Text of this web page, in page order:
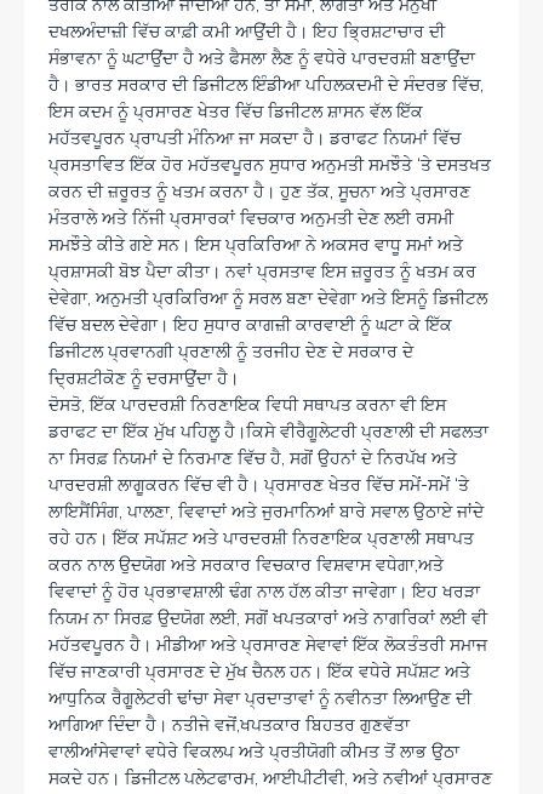
ਤਰੀਕੇ ਨਾਲ ਕੀਤੀਆਂ ਜਾਂਦੀਆਂ ਹਨ, ਤਾਂ ਸਮਾਂ, ਲਾਗਤਾਂ ਅਤੇ ਮਨੁੱਖੀ
ਦਖਲਅੰਦਾਜ਼ੀ ਵਿੱਚ ਕਾਫ਼ੀ ਕਮੀ ਆਉਂਦੀ ਹੈ। ਇਹ ਭ੍ਰਿਸ਼ਟਾਚਾਰ ਦੀ
ਸੰਭਾਵਨਾ ਨੂੰ ਘਟਾਉਂਦਾ ਹੈ ਅਤੇ ਫੈਸਲਾ ਲੈਣ ਨੂੰ ਵਧੇਰੇ ਪਾਰਦਰਸ਼ੀ ਬਣਾਉਂਦਾ
ਹੈ। ਭਾਰਤ ਸਰਕਾਰ ਦੀ ਡਿਜੀਟਲ ਇੰਡੀਆ ਪਹਿਲਕਦਮੀ ਦੇ ਸੰਦਰਭ ਵਿੱਚ,
ਇਸ ਕਦਮ ਨੂੰ ਪ੍ਰਸਾਰਣ ਖੇਤਰ ਵਿੱਚ ਡਿਜੀਟਲ ਸ਼ਾਸਨ ਵੱਲ ਇੱਕ
ਮਹੱਤਵਪੂਰਨ ਪ੍ਰਾਪਤੀ ਮੰਨਿਆ ਜਾ ਸਕਦਾ ਹੈ। ਡਰਾਫਟ ਨਿਯਮਾਂ ਵਿੱਚ
ਪ੍ਰਸਤਾਵਿਤ ਇੱਕ ਹੋਰ ਮਹੱਤਵਪੂਰਨ ਸੁਧਾਰ ਅਨੁਮਤੀ ਸਮਝੌਤੇ ‘ਤੇ ਦਸਤਖਤ
ਕਰਨ ਦੀ ਜ਼ਰੂਰਤ ਨੂੰ ਖਤਮ ਕਰਨਾ ਹੈ। ਹੁਣ ਤੱਕ, ਸੂਚਨਾ ਅਤੇ ਪ੍ਰਸਾਰਣ
ਮੰਤਰਾਲੇ ਅਤੇ ਨਿੱਜੀ ਪ੍ਰਸਾਰਕਾਂ ਵਿਚਕਾਰ ਅਨੁਮਤੀ ਦੇਣ ਲਈ ਰਸਮੀ
ਸਮਝੌਤੇ ਕੀਤੇ ਗਏ ਸਨ। ਇਸ ਪ੍ਰਕਿਰਿਆ ਨੇ ਅਕਸਰ ਵਾਧੂ ਸਮਾਂ ਅਤੇ
ਪ੍ਰਸ਼ਾਸਕੀ ਬੋਝ ਪੈਦਾ ਕੀਤਾ। ਨਵਾਂ ਪ੍ਰਸਤਾਵ ਇਸ ਜ਼ਰੂਰਤ ਨੂੰ ਖਤਮ ਕਰ
ਦੇਵੇਗਾ, ਅਨੁਮਤੀ ਪ੍ਰਕਿਰਿਆ ਨੂੰ ਸਰਲ ਬਣਾ ਦੇਵੇਗਾ ਅਤੇ ਇਸਨੂੰ ਡਿਜੀਟਲ
ਵਿੱਚ ਬਦਲ ਦੇਵੇਗਾ। ਇਹ ਸੁਧਾਰ ਕਾਗਜ਼ੀ ਕਾਰਵਾਈ ਨੂੰ ਘਟਾ ਕੇ ਇੱਕ
ਡਿਜੀਟਲ ਪ੍ਰਵਾਨਗੀ ਪ੍ਰਣਾਲੀ ਨੂੰ ਤਰਜੀਹ ਦੇਣ ਦੇ ਸਰਕਾਰ ਦੇ
ਦ੍ਰਿਸ਼ਟੀਕੋਣ ਨੂੰ ਦਰਸਾਉਂਦਾ ਹੈ।
ਦੋਸਤੋ, ਇੱਕ ਪਾਰਦਰਸ਼ੀ ਨਿਰਣਾਇਕ ਵਿਧੀ ਸਥਾਪਤ ਕਰਨਾ ਵੀ ਇਸ
ਡਰਾਫਟ ਦਾ ਇੱਕ ਮੁੱਖ ਪਹਿਲੂ ਹੈ।ਕਿਸੇ ਵੀਰੈਗੂਲੇਟਰੀ ਪ੍ਰਣਾਲੀ ਦੀ ਸਫਲਤਾ
ਨਾ ਸਿਰਫ਼ ਨਿਯਮਾਂ ਦੇ ਨਿਰਮਾਣ ਵਿੱਚ ਹੈ, ਸਗੋਂ ਉਹਨਾਂ ਦੇ ਨਿਰਪੱਖ ਅਤੇ
ਪਾਰਦਰਸ਼ੀ ਲਾਗੂਕਰਨ ਵਿੱਚ ਵੀ ਹੈ। ਪ੍ਰਸਾਰਣ ਖੇਤਰ ਵਿੱਚ ਸਮੇਂ-ਸਮੇਂ ‘ਤੇ
ਲਾਇਸੈਂਸਿੰਗ, ਪਾਲਣਾ, ਵਿਵਾਦਾਂ ਅਤੇ ਜੁਰਮਾਨਿਆਂ ਬਾਰੇ ਸਵਾਲ ਉਠਾਏ ਜਾਂਦੇ
ਰਹੇ ਹਨ। ਇੱਕ ਸਪੱਸ਼ਟ ਅਤੇ ਪਾਰਦਰਸ਼ੀ ਨਿਰਣਾਇਕ ਪ੍ਰਣਾਲੀ ਸਥਾਪਤ
ਕਰਨ ਨਾਲ ਉਦਯੋਗ ਅਤੇ ਸਰਕਾਰ ਵਿਚਕਾਰ ਵਿਸ਼ਵਾਸ ਵਧੇਗਾ,ਅਤੇ
ਵਿਵਾਦਾਂ ਨੂੰ ਹੋਰ ਪ੍ਰਭਾਵਸ਼ਾਲੀ ਢੰਗ ਨਾਲ ਹੱਲ ਕੀਤਾ ਜਾਵੇਗਾ। ਇਹ ਖਰੜਾ
ਨਿਯਮ ਨਾ ਸਿਰਫ਼ ਉਦਯੋਗ ਲਈ, ਸਗੋਂ ਖਪਤਕਾਰਾਂ ਅਤੇ ਨਾਗਰਿਕਾਂ ਲਈ ਵੀ
ਮਹੱਤਵਪੂਰਨ ਹੈ। ਮੀਡੀਆ ਅਤੇ ਪ੍ਰਸਾਰਣ ਸੇਵਾਵਾਂ ਇੱਕ ਲੋਕਤੰਤਰੀ ਸਮਾਜ
ਵਿੱਚ ਜਾਣਕਾਰੀ ਪ੍ਰਸਾਰਣ ਦੇ ਮੁੱਖ ਚੈਨਲ ਹਨ। ਇੱਕ ਵਧੇਰੇ ਸਪੱਸ਼ਟ ਅਤੇ
ਆਧੁਨਿਕ ਰੈਗੂਲੇਟਰੀ ਢਾਂਚਾ ਸੇਵਾ ਪ੍ਰਦਾਤਾਵਾਂ ਨੂੰ ਨਵੀਨਤਾ ਲਿਆਉਣ ਦੀ
ਆਗਿਆ ਦਿੰਦਾ ਹੈ। ਨਤੀਜੇ ਵਜੋਂ,ਖਪਤਕਾਰ ਬਿਹਤਰ ਗੁਣਵੱਤਾ
ਵਾਲੀਆਂਸੇਵਾਵਾਂ ਵਧੇਰੇ ਵਿਕਲਪ ਅਤੇ ਪ੍ਰਤੀਯੋਗੀ ਕੀਮਤ ਤੋਂ ਲਾਭ ਉਠਾ
ਸਕਦੇ ਹਨ। ਡਿਜੀਟਲ ਪਲੇਟਫਾਰਮ, ਆਈਪੀਟੀਵੀ, ਅਤੇ ਨਵੀਆਂ ਪ੍ਰਸਾਰਣ